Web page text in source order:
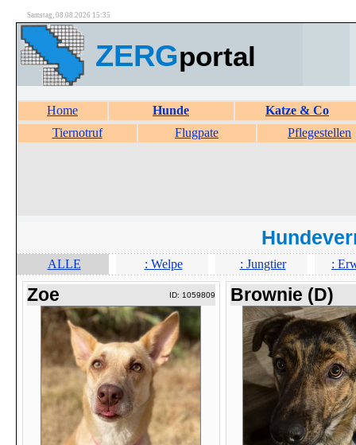
Samstag, 08.08.2026 15:35
ZERGportal
Home Hunde
Katze & Co
Tiernotruf
Flugpate Pflegestellen
ALLE : Welpe : Jungtier :
Zoe ID: 1059809 Brownie (D)